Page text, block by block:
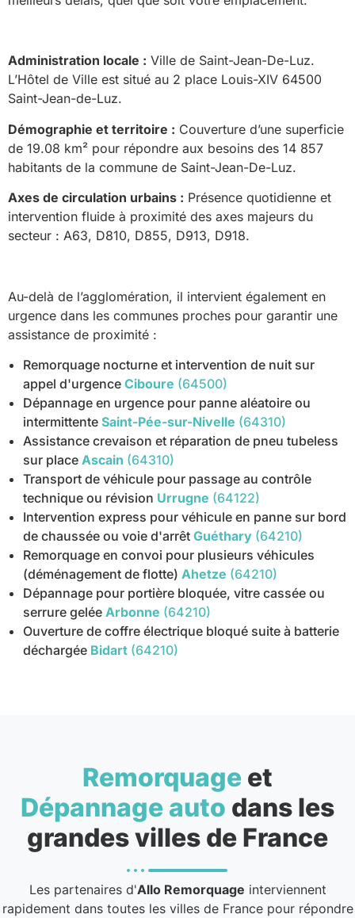
Administration locale : Ville de Saint-Jean-De-Luz.
L’Hôtel de Ville est situé au 2 place Louis-XIV 64500
Saint-Jean-de-Luz.
Démographie et territoire : Couverture d’une superficie
de 19.08 km² pour répondre aux besoins des 14 857
habitants de la commune de Saint-Jean-De-Luz.
Axes de circulation urbains : Présence quotidienne et
intervention fluide à proximité des axes majeurs du
secteur : A63, D810, D855, D913, D918.
Au-delà de l’agglomération, il intervient également en
urgence dans les communes proches pour garantir une
assistance de proximité :
Remorquage nocturne et intervention de nuit sur
appel d'urgence Ciboure (64500)
Dépannage en urgence pour panne aléatoire ou
intermittente Saint-Pée-sur-Nivelle (64310)
Assistance crevaison et réparation de pneu tubeless
sur place Ascain (64310)
Transport de véhicule pour passage au contrôle
technique ou révision Urrugne (64122)
Intervention express pour véhicule en panne sur bord
de chaussée ou voie d'arrêt Guéthary (64210)
Remorquage en convoi pour plusieurs véhicules
(déménagement de flotte) Ahetze (64210)
Dépannage pour portière bloquée, vitre cassée ou
serrure gelée Arbonne (64210)
Ouverture de coffre électrique bloqué suite à batterie
déchargée Bidart (64210)
Remorquage et
Dépannage auto dans les
grandes villes de France
Les partenaires d'Allo Remorquage interviennent
rapidement dans toutes les villes de France pour répondre